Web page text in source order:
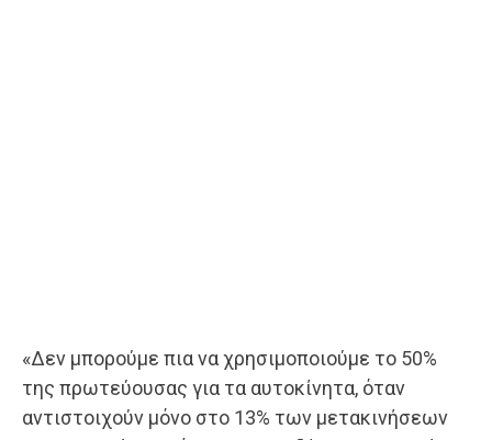
«Δεν μπορούμε πια να χρησιμοποιούμε το 50%
της πρωτεύουσας για τα αυτοκίνητα, όταν
αντιστοιχούν μόνο στο 13% των μετακινήσεων